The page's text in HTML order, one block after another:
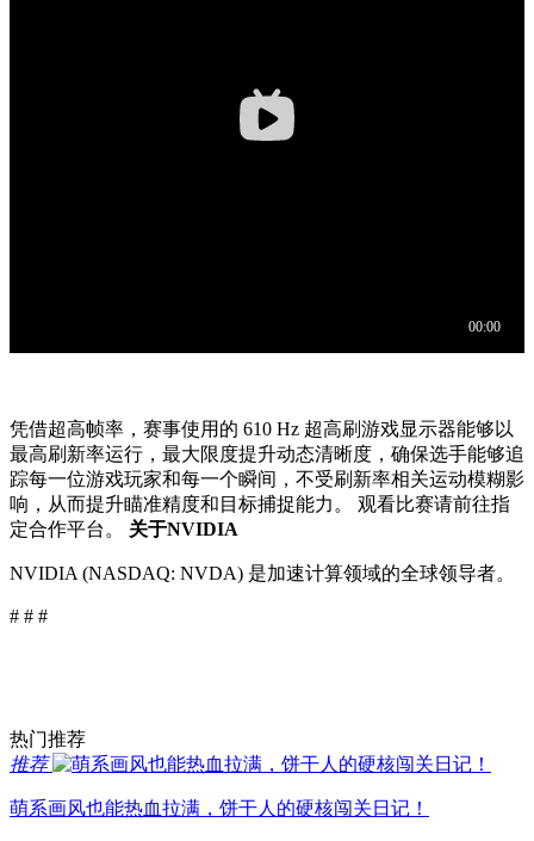
凭借超高帧率，赛事使用的 610 Hz 超高刷游戏显示器能够以
最高刷新率运行，最大限度提升动态清晰度，确保选手能够追
踪每一位游戏玩家和每一个瞬间，不受刷新率相关运动模糊影
响，从而提升瞄准精度和目标捕捉能力。 观看比赛请前往指
定合作平台。 关于NVIDIA
NVIDIA (NASDAQ: NVDA) 是加速计算领域的全球领导者。
# # #
热门推荐
推荐
萌系画风也能热血拉满，饼干人的硬核闯关日记！